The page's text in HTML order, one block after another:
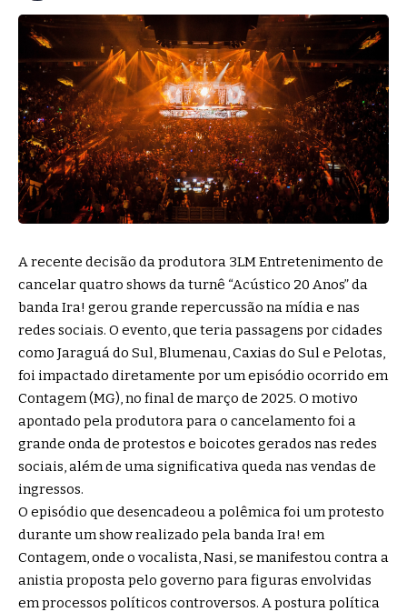
A recente decisão da produtora 3LM Entretenimento de
cancelar quatro shows da turnê “Acústico 20 Anos” da
banda Ira! gerou grande repercussão na mídia e nas
redes sociais. O evento, que teria passagens por cidades
como Jaraguá do Sul, Blumenau, Caxias do Sul e Pelotas,
foi impactado diretamente por um episódio ocorrido em
Contagem (MG), no final de março de 2025. O motivo
apontado pela produtora para o cancelamento foi a
grande onda de protestos e boicotes gerados nas redes
sociais, além de uma significativa queda nas vendas de
ingressos.
O episódio que desencadeou a polêmica foi um protesto
durante um show realizado pela banda Ira! em
Contagem, onde o vocalista, Nasi, se manifestou contra a
anistia proposta pelo governo para figuras envolvidas
em processos políticos controversos. A postura política